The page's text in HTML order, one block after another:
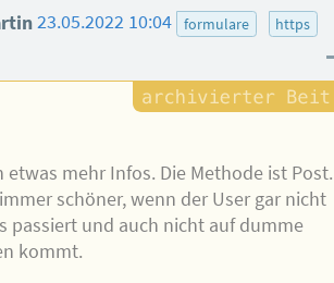
23.05.2022 10:04 formulare https
etwas mehr Infos. Die Methode ist
schöner, wenn der User gar nicht
passiert und auch nicht auf dumme
kommt.